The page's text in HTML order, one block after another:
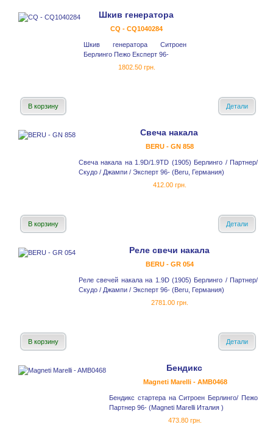
Шкив генератора
CQ - CQ1040284
Шкив генератора Ситроен
Берлинго Пежо Експерт 96-
1802.50 грн.
В корзину Детали
Свеча накала
BERU - GN 858
Свеча накала на 1.9D/1.9TD (1905) Берлинго / Партнер/
Скудо / Джампи / Эксперт 96- (Beru, Германия)
412.00 грн.
В корзину Детали
Реле cвечи накала
BERU - GR 054
Реле свечей накала на 1.9D (1905) Берлинго / Партнер/
Скудо / Джампи / Эксперт 96- (Beru, Германия)
2781.00 грн.
В корзину Детали
Бендикс
Magneti Marelli - AMB0468
Бендикс стартера на Ситроен Берлинго/ Пежо
Партнер 96- (Magneti Marelli Италия )
473.80 грн.